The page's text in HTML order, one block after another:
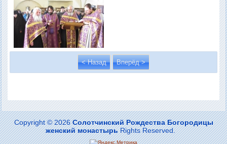
< Назад Вперёд >
Copyright © 2026Солотчинский Рождества Богородицы
женский монастырьRights Reserved.